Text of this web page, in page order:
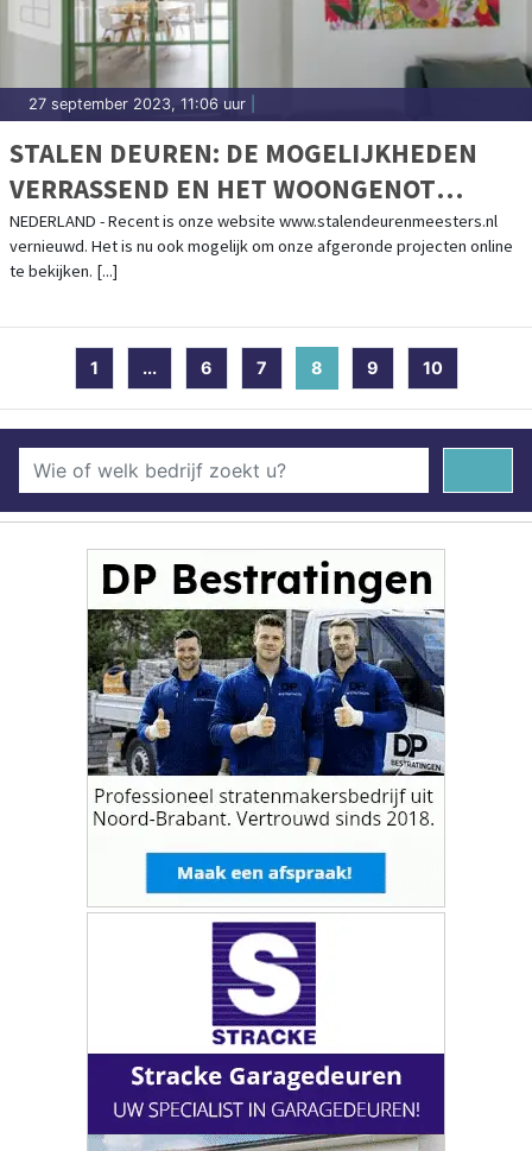
27 september 2023, 11:06 uur
STALEN DEUREN: DE MOGELIJKHEDEN
VERRASSEND EN HET WOONGENOT
VERBLUFFEND
NEDERLAND - Recent is onze website www.stalendeurenmeesters.nl
vernieuwd. Het is nu ook mogelijk om onze afgeronde projecten online
te bekijken. [...]
1 ... 6 7 8 (current)
9 10